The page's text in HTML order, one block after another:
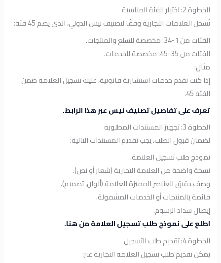
الخطوة 2: اختيار الفئة المناسبة
تُسجل العلامات التجارية وفقًا لتصنيف نيس الدولي، الذي يضم 45 فئة:
الفئات من 1-34: مخصصة للسلع والمنتجات.
الفئات من 35-45: مخصصة للخدمات.
مثال:
إذا كنت تقدم خدمات استشارية قانونية، عليك تسجيل العلامة ضمن
الفئة 45.
تعرف على تفاصيل تصنيف نيس عبر هذا الرابط.
الخطوة 3: تجهيز المستندات المطلوبة
لضمان قبول الطلب، يجب تقديم المستندات التالية:
نموذج طلب تسجيل العلامة.
نسخة واضحة من العلامة التجارية (شعار أو نص).
وصف دقيق للعناصر المميزة للعلامة (ألوان، تصميم).
قائمة بالمنتجات أو الخدمات المشمولة.
إيصال سداد الرسوم.
اطلع على نموذج طلب تسجيل العلامة من هنا.
الخطوة 4: تقديم طلب التسجيل
يمكن تقديم طلب تسجيل العلامة التجارية عبر: